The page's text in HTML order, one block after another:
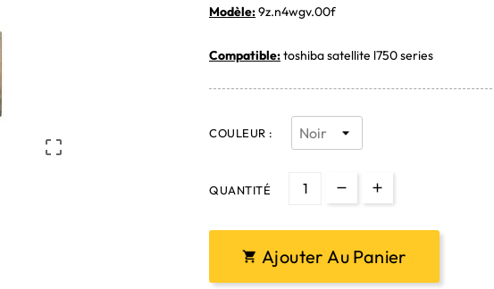

Modèle:9z.n4wgv.00f
Compatible:toshiba satellite l750 series
COULEUR :
QUANTITÉ
 Ajouter Au Panier